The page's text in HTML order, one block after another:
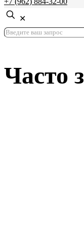
✕
Часто